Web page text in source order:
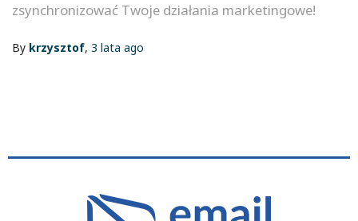
zsynchronizować Twoje działania marketingowe!
By krzysztof, 3 lata ago